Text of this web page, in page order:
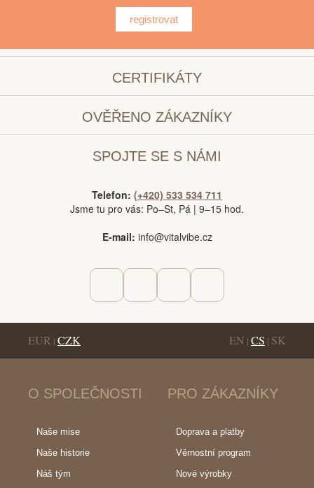
registrovat
CERTIFIKÁTY
OVĚŘENO ZÁKAZNÍKY
SPOJTE SE S NÁMI
Telefon: (+420) 533 534 711
Jsme tu pro vás: Po–St, Pá | 9–15 hod.
E-mail: info@vitalvibe.cz
EUR | CZK EN | CS | SK
O SPOLEČNOSTI
Naše mise
Naše historie
Náš tým
PRO ZÁKAZNÍKY
Doprava a platby
Věrnostní program
Nové výrobky